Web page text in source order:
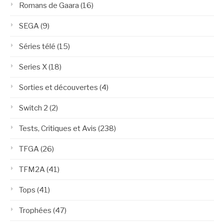
Romans de Gaara (16)
SEGA(9)
Séries télé (15)
Series X(18)
Sorties et découvertes (4)
Switch 2 (2)
Tests, Critiques et Avis (238)
TFGA(26)
TFM2A(41)
Tops (41)
Trophées (47)